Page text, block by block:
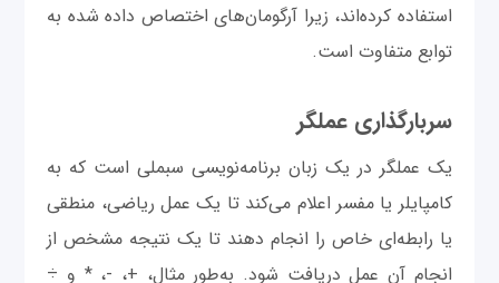
استفاده کرده‌اند، زیرا آرگومان‌های اختصاص داده شده به
توابع متفاوت است.
سربارگذاری عملگر
یک عملگر در یک زبان برنامه‌نویسی سبملی است که به
کامپایلر یا مفسر اعلام می‌کند تا یک عمل ریاضی، منطقی
یا رابطه‌ای خاص را انجام دهند تا یک نتیجه مشخص از
انجام آن عمل دریافت شود. به‌طور مثال، +، -، * و ÷